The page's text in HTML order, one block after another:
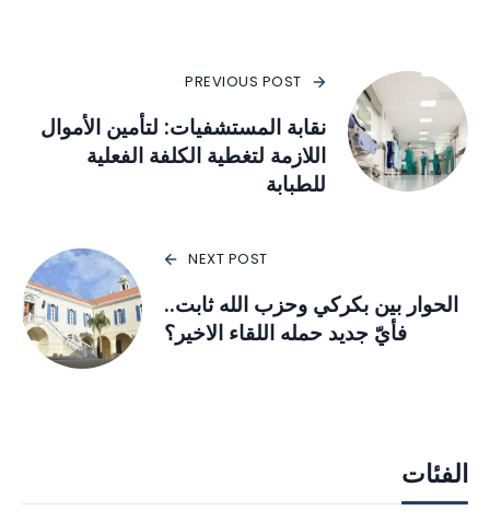
PREVIOUS POST
نقابة المستشفيات: لتأمين الأموال
اللازمة لتغطية الكلفة الفعلية
للطبابة
NEXT POST
الحوار بين بكركي وحزب الله ثابت..
فأيّ جديد حمله اللقاء الاخير؟
الفئات